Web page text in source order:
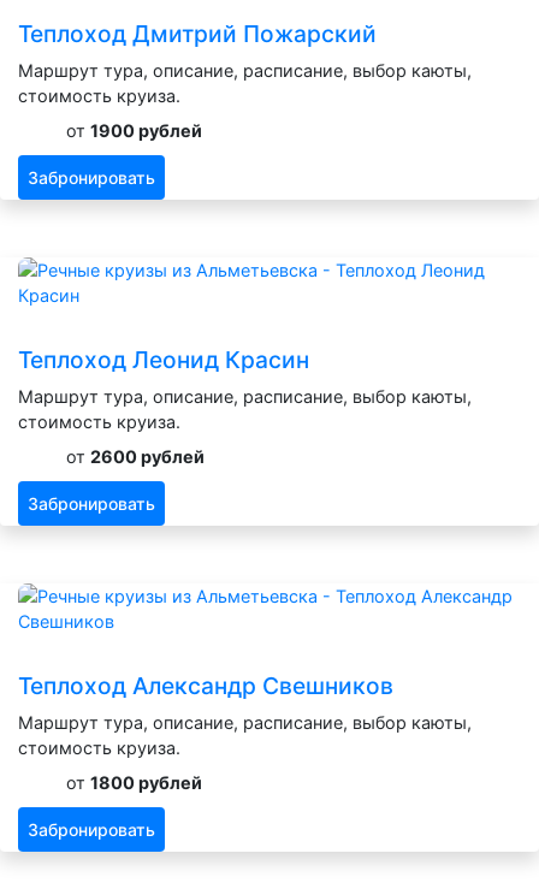
Теплоход Дмитрий Пожарский
Маршрут тура, описание, расписание, выбор каюты,
стоимость круиза.
от 1900 рублей
Забронировать
Теплоход Леонид Красин
Маршрут тура, описание, расписание, выбор каюты,
стоимость круиза.
от 2600 рублей
Забронировать
Теплоход Александр Свешников
Маршрут тура, описание, расписание, выбор каюты,
стоимость круиза.
от 1800 рублей
Забронировать